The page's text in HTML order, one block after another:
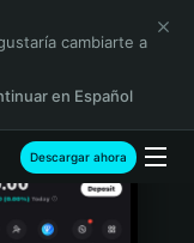
cambiarte a
en Español
Descargar ahora